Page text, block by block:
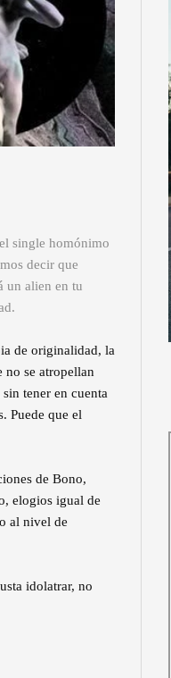
single homónimo
decir que
un alien en tu
de originalidad, la
no se atropellan
tener en cuenta
Puede que el
de Bono,
elogios igual de
al nivel de
idolatrar, no